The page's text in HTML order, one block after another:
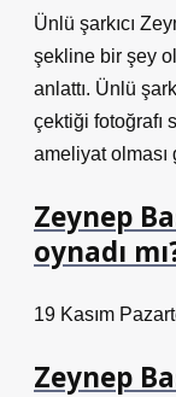
Ünlü şarkıcı
şekline bir şey
anlattı. Ünlü
çektiği fotoğrafı
ameliyat
Zeynep
oynadı
19 Kasım
Zeynep